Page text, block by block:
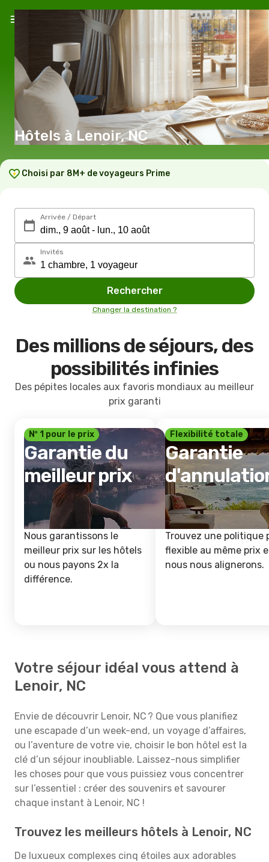
Hôtels à Lenoir, NC
Choisi par 8M+ de voyageurs Prime
Arrivée / Départ
Invités
Rechercher
Changer la destination ?
Des millions de séjours, des
possibilités infinies
Des pépites locales aux favoris mondiaux au meilleur
prix garanti
Nº 1 pour le prix
Garantie du
meilleur prix
Nous garantissons le
meilleur prix sur les hôtels
ou nous payons 2x la
différence.
Flexibilité totale
Garantie
Trouvez une politique
flexible au même prix
nous nous alignerons.
Votre séjour idéal vous attend à
Lenoir, NC
Envie de découvrir Lenoir, NC ? Que vous planifiez
une escapade d’un week-end, un voyage d’affaires,
ou l’aventure de votre vie, choisir le bon hôtel est la
clé d’un séjour inoubliable. Laissez-nous simplifier
les choses pour que vous puissiez vous concentrer
sur l’essentiel : créer des souvenirs et savourer
chaque instant à Lenoir, NC !
Trouvez les meilleurs hôtels à Lenoir, NC
De luxueux complexes cinq étoiles aux adorables